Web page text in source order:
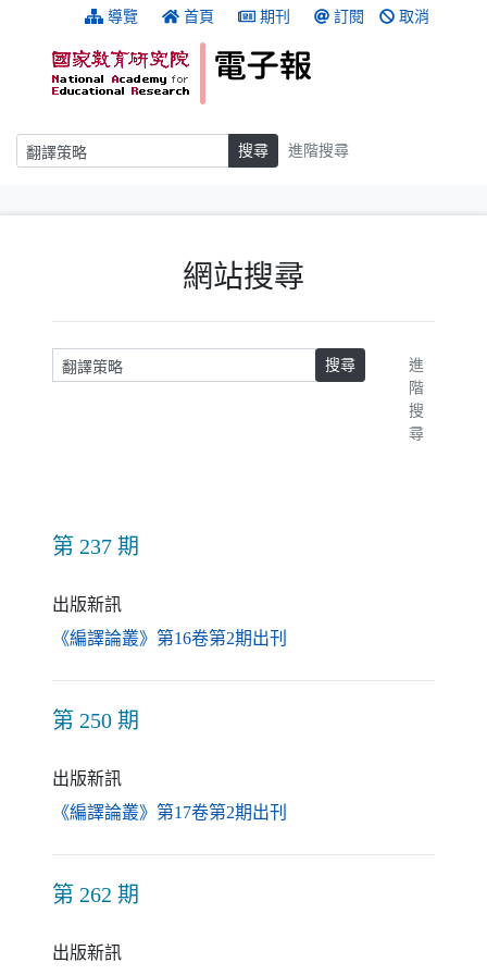
跳到主要內容 導覽 首頁 期刊 訂閱 取消
搜尋 搜尋 進階搜尋
網站搜尋
請輸入關鍵字 搜尋
進
階
搜
尋
第 237 期
出版新訊
《編譯論叢》第16卷第2期出刊
第 250 期
出版新訊
《編譯論叢》第17卷第2期出刊
第 262 期
出版新訊